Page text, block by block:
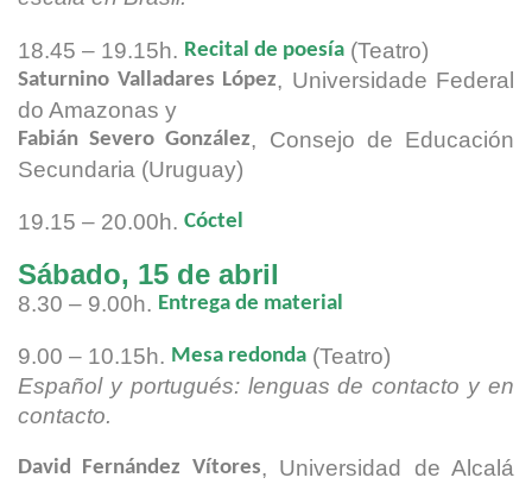
18.45 – 19.15h. Recital de poesía (Teatro)
Saturnino Valladares López, Universidade Federal
do Amazonas y
Fabián Severo González, Consejo de Educación
Secundaria (Uruguay)
19.15 – 20.00h. Cóctel
Sábado, 15 de abril
8.30 – 9.00h. Entrega de material
9.00 – 10.15h. Mesa redonda (Teatro)
Español y portugués: lenguas de contacto y en
contacto.
David Fernández Vítores, Universidad de Alcalá